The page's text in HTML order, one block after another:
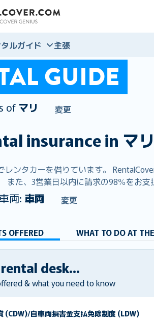
ルガイド 主張
GUIDE
of マリ 変更
insurance in マリ
レンタカーを借りています。
また、3営業日以内に請求の98％をお
両: 車両 変更
OFFERED WHAT TO DO AT
desk...
& what you need to know
(CDW)/自車両損害金支払免除制度 (LDW)